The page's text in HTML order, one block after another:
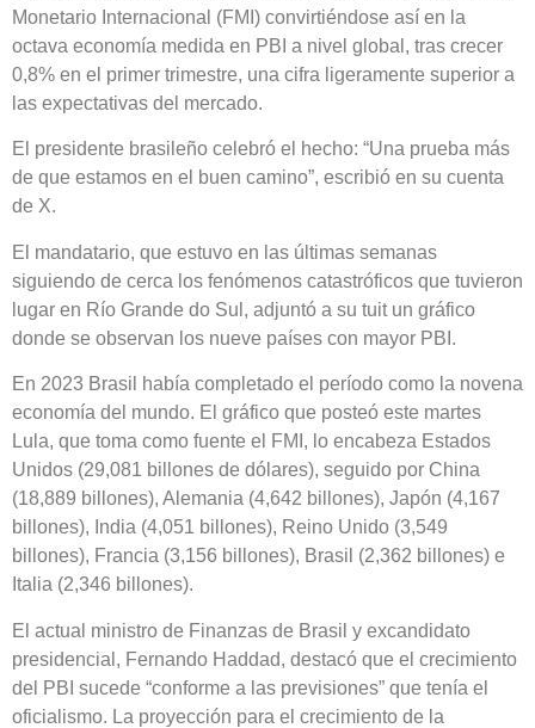
Monetario Internacional (FMI) convirtiéndose así en la
octava economía medida en PBI a nivel global, tras crecer
0,8% en el primer trimestre, una cifra ligeramente superior a
las expectativas del mercado.
El presidente brasileño celebró el hecho: “Una prueba más
de que estamos en el buen camino”, escribió en su cuenta
de X.
El mandatario, que estuvo en las últimas semanas
siguiendo de cerca los fenómenos catastróficos que tuvieron
lugar en Río Grande do Sul, adjuntó a su tuit un gráfico
donde se observan los nueve países con mayor PBI.
En 2023 Brasil había completado el período como la novena
economía del mundo. El gráfico que posteó este martes
Lula, que toma como fuente el FMI, lo encabeza Estados
Unidos (29,081 billones de dólares), seguido por China
(18,889 billones), Alemania (4,642 billones), Japón (4,167
billones), India (4,051 billones), Reino Unido (3,549
billones), Francia (3,156 billones), Brasil (2,362 billones) e
Italia (2,346 billones).
El actual ministro de Finanzas de Brasil y excandidato
presidencial, Fernando Haddad, destacó que el crecimiento
del PBI sucede “conforme a las previsiones” que tenía el
oficialismo. La proyección para el crecimiento de la